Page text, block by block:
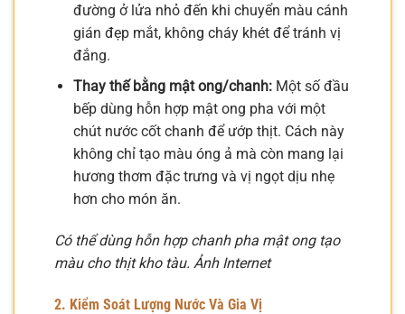
đường ở lửa nhỏ đến khi chuyển màu cánh
gián đẹp mắt, không cháy khét để tránh vị
đắng.
Thay thế bằng mật ong/chanh:Một số đầu
bếp dùng hỗn hợp mật ong pha với một
chút nước cốt chanh để ướp thịt. Cách này
không chỉ tạo màu óng ả mà còn mang lại
hương thơm đặc trưng và vị ngọt dịu nhẹ
hơn cho món ăn.
Có thể dùng hỗn hợp chanh pha mật ong tạo
màu cho thịt kho tàu. Ảnh Internet
2. Kiểm Soát Lượng Nước Và Gia Vị